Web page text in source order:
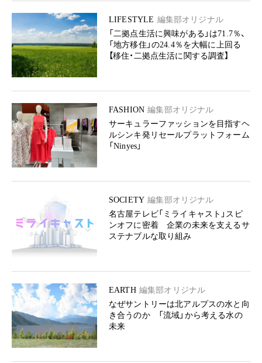
LIFESTYLE 編集部オリジナル
「二拠点生活に興味がある」は71.7％、
「地方移住」の24.4％を大幅に上回る
【移住・二拠点生活に関する調査】
FASHION 編集部オリジナル
サーキュラーファッションを目指すヘ
ルシンキ発リセールプラットフォーム
「Ninyes」
SOCIETY 編集部オリジナル
名古屋テレビ「ミライキャスト」スピ
ンオフに密着 企業の未来を支えるサ
ステナブルな取り組み
EARTH 編集部オリジナル
なぜサントリーは北アルプスの水と向
き合うのか 「流域」から考える水の
未来